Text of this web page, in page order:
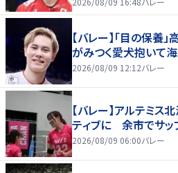
【バレー】「目の保養
がみつく愛犬抱いて
2026/08/09 12:12バレー
【バレー】アルテミス
ティブに 余市でサッ
2026/08/09 06:00バレー